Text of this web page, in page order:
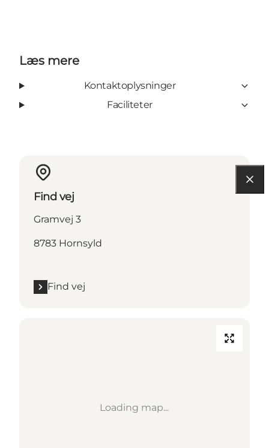
Læs mere
Kontaktoplysninger
Faciliteter
Find vej
Gramvej 3
8783 Hornsyld
Find vej
Loading map...